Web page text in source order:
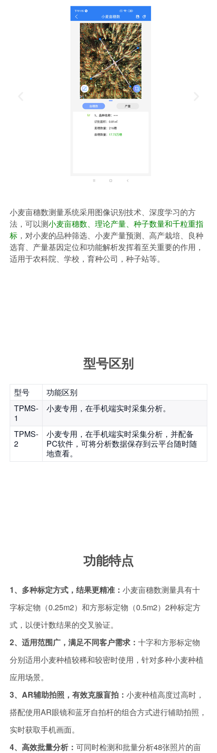
小麦亩穗数测量系统采用图像识别技术、深度学习的方
法，可以测小麦亩穗数、理论产量、种子数量和千粒重指
标 ，对小麦的品种筛选、小麦产量预测、高产栽培、良种
选育、产量基因定位和功能解析发挥着至关重要的作用，
适用于农科院、学校，育种公司，种子站等。
型号区别
型号
功能区别
TPMS-
1
小麦专用，在手机端实时采集分析。
TPMS-
2
小麦专用，在手机端实时采集分析，并配备
PC软件，可将分析数据保存到云平台随时随
地查看。
功能特点
1、多种标定方式，结果更精准： 小麦亩穗数测量具有十
字标定物（0.25m2）和方形标定物（0.5m2）2种标定方
式，以便计数结果的交叉验证。
2、适用范围广，满足不同客户需求： 十字和方形标定物
分别适用小麦种植较稀和较密时使用，针对多种小麦种植
应用场景。
3、AR辅助拍照，有效克服盲拍： 小麦种植高度过高时，
搭配使用AR眼镜和蓝牙自拍杆的组合方式进行辅助拍照，
实时获取手机画面。
4、高效批量分析： 可同时检测和批量分析48张照片的亩